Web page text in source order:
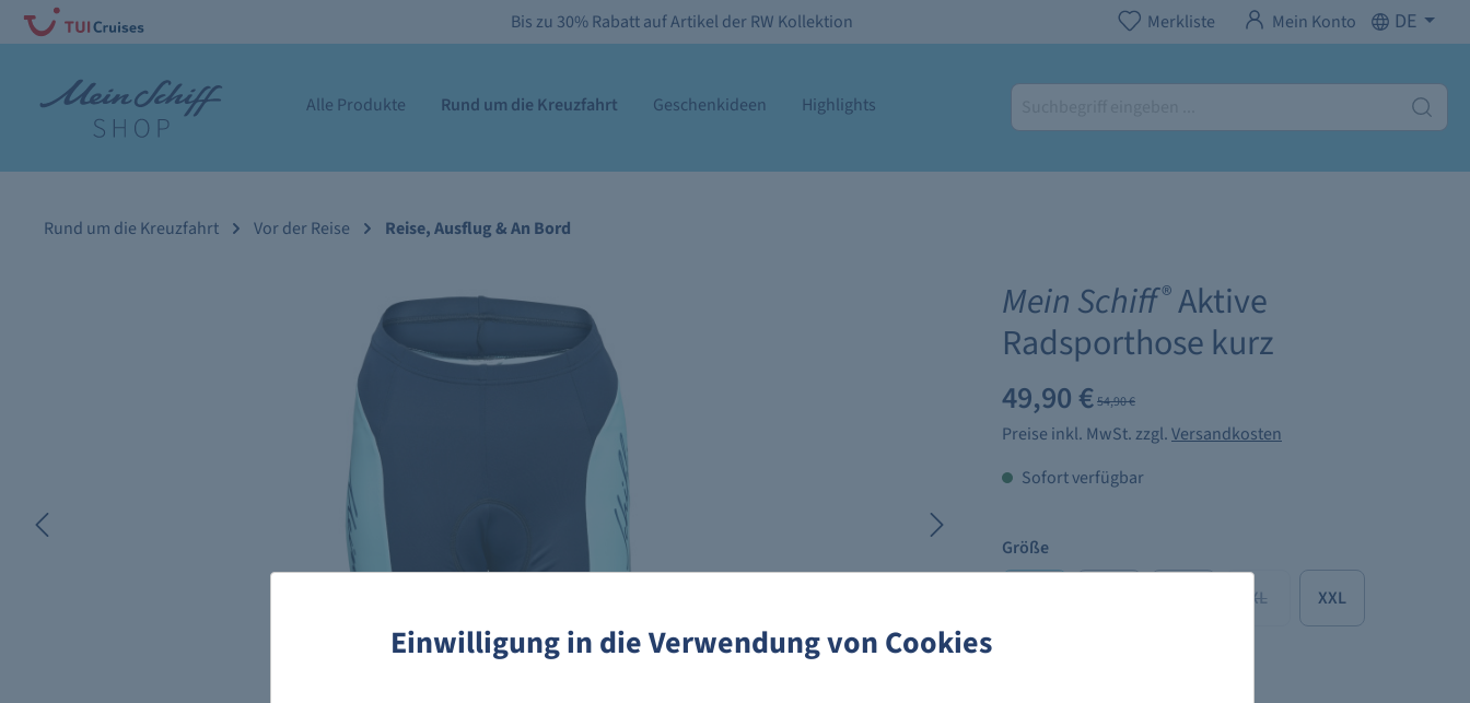
Bis zu 30% Rabatt auf Artikel der RW Kollektion Merkliste Mein Konto DE
Alle Produkte Rund um die Kreuzfahrt Geschenkideen Highlights
Rund um die Kreuzfahrt Vor der Reise Reise, Ausflug & An Bord
Mein Schiff®Aktive
Radsporthose kurz
49,90 €54,90 €
Preise inkl. MwSt. zzgl.Versandkosten
Sofort verfügbar
Größe
XL XXL
Einwilligung in die Verwendung von Cookies